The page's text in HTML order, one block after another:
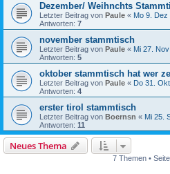
Dezember/ Weihnchts
Letzter Beitrag von Paule « Mo 9. Dez
Antworten: 7
november stammtisch
Letzter Beitrag von Paule « Mi 27.
Antworten: 5
oktober stammtisch hat wer
Letzter Beitrag von Paule « Do 31.
Antworten: 4
erster tirol stammtisch
Letzter Beitrag von Boernsn « Mi 25.
Antworten: 11
Neues Thema
7 Themen • Seite